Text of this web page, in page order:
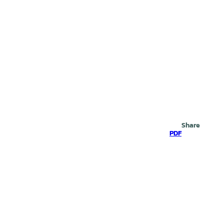
PDF
Share